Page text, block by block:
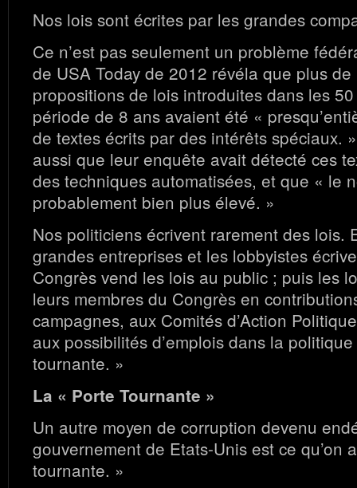
Nos lois sont écrites par les grandes
Ce n’est pas seulement un problème
de USA Today de 2012 révéla que plus
propositions de lois introduites dans les
période de 8 ans avaient été «
de textes écrits par des intérêts spéciaux.
aussi que leur enquête avait détecté ces
des techniques automatisées, et que « le
probablement bien plus élevé. »
Nos politiciens écrivent rarement des lois.
grandes entreprises et les lobbyistes
Congrès vend les lois au public ; puis les
leurs membres du Congrès en
campagnes, aux Comités d’Action
aux possibilités d’emplois dans la
tournante. »
La « Porte Tournante »
Un autre moyen de corruption devenu
gouvernement de Etats-Unis est ce qu’on
tournante. »